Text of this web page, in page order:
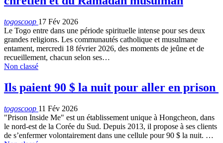
togoscoop 17 Fév 2026
Le Togo entre dans une période spirituelle intense pour ses deux
grandes religions. Les communautés catholique et musulmane
entament, mercredi 18 février 2026, des moments de jeûne et de
recueillement, chacun selon ses…
Non classé
Ils paient 90 $ la nuit pour aller en prison
togoscoop 11 Fév 2026
"Prison Inside Me" est un établissement unique à Hongcheon, dans
le nord-est de la Corée du Sud. Depuis 2013, il propose à ses clients
de s’enfermer volontairement dans une cellule pour 90 $ la nuit. …